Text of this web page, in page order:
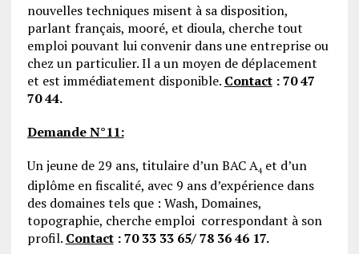
nouvelles techniques misent à sa disposition,
parlant français, mooré, et dioula, cherche tout
emploi pouvant lui convenir dans une entreprise ou
chez un particulier. Il a un moyen de déplacement
et est immédiatement disponible. Contact: 70 47
70 44.
Demande N°11:
Un jeune de 29 ans, titulaire d’un BAC A4 et d’un
diplôme en fiscalité, avec 9 ans d’expérience dans
des domaines tels que : Wash, Domaines,
topographie, cherche emploi correspondant à son
profil. Contact: 70 33 33 65/ 78 36 46 17.